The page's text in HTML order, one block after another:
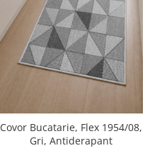
Covor Bucatarie, Flex 1954/08,
Gri, Antiderapant